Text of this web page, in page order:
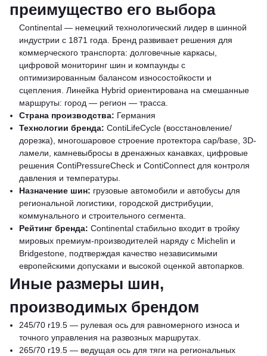
преимущество его выбора
Continental — немецкий технологический лидер в шинной
индустрии с 1871 года. Бренд развивает решения для
коммерческого транспорта: долговечные каркасы,
цифровой мониторинг шин и компаунды с
оптимизированным балансом износостойкости и
сцепления. Линейка Hybrid ориентирована на смешанные
маршруты: город — регион — трасса.
Страна производства: Германия
Технологии бренда: ContiLifeCycle (восстановление/
дорезка), многошаровое строение протектора cap/base, 3D-
ламели, камневыбросы в дренажных канавках, цифровые
решения ContiPressureCheck и ContiConnect для контроля
давления и температуры.
Назначение шин: грузовые автомобили и автобусы для
региональной логистики, городской дистрибуции,
коммунального и строительного сегмента.
Рейтинг бренда: Continental стабильно входит в тройку
мировых премиум-производителей наряду с Michelin и
Bridgestone, подтверждая качество независимыми
европейскими допусками и высокой оценкой автопарков.
Иные размеры шин,
производимых брендом
245/70 r19.5 — рулевая ось для равномерного износа и
точного управления на развозных маршрутах.
265/70 r19.5 — ведущая ось для тяги на региональных